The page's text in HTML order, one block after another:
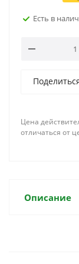
Есть в
Цена
отличаться от
Описание